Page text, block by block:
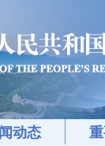
动态